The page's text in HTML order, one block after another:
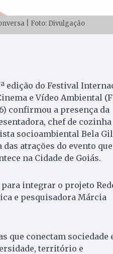
| Foto: Divulgação
edição do Festival
e Vídeo Ambiental
confirmou a presença da
chef de cozinha
socioambiental Bela
das atrações do evento que
na Cidade de Goiás.
integrar o projeto
e pesquisadora Márcia
que conectam sociedade
território e